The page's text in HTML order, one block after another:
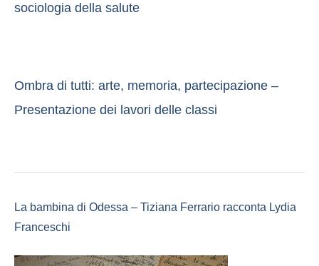
sociologia della salute
Ombra di tutti: arte, memoria, partecipazione –
Presentazione dei lavori delle classi
La bambina di Odessa – Tiziana Ferrario racconta Lydia
Franceschi